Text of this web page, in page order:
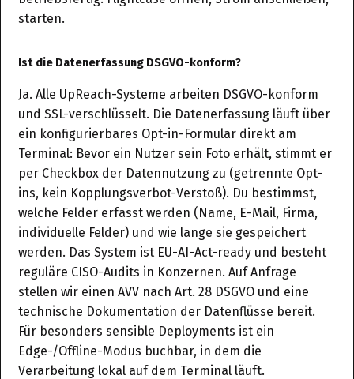
starten.
Ist die Datenerfassung DSGVO-konform?
Ja. Alle UpReach-Systeme arbeiten DSGVO-konform
und SSL-verschlüsselt. Die Datenerfassung läuft über
ein konfigurierbares Opt-in-Formular direkt am
Terminal: Bevor ein Nutzer sein Foto erhält, stimmt er
per Checkbox der Datennutzung zu (getrennte Opt-
ins, kein Kopplungsverbot-Verstoß). Du bestimmst,
welche Felder erfasst werden (Name, E-Mail, Firma,
individuelle Felder) und wie lange sie gespeichert
werden. Das System ist EU-AI-Act-ready und besteht
reguläre CISO-Audits in Konzernen. Auf Anfrage
stellen wir einen AVV nach Art. 28 DSGVO und eine
technische Dokumentation der Datenflüsse bereit.
Für besonders sensible Deployments ist ein
Edge-/Offline-Modus buchbar, in dem die
Verarbeitung lokal auf dem Terminal läuft.